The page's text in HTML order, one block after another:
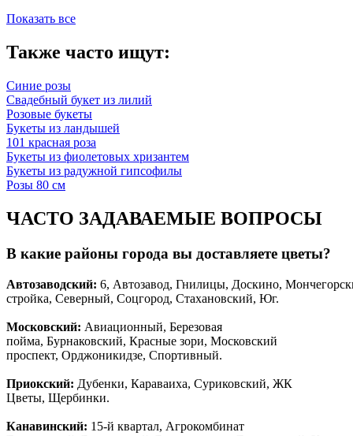
Показать все
Также часто ищут:
Синие розы
Свадебный букет из лилий
Розовые букеты
Букеты из ландышей
101 красная роза
Букеты из фиолетовых хризантем
Букеты из радужной гипсофилы
Розы 80 см
ЧАСТО ЗАДАВАЕМЫЕ ВОПРОСЫ
В какие районы города вы доставляете цветы?
Автозаводский: 6, Автозавод, Гнилицы, Доскино,
стройка, Северный, Соцгород, Стахановский, Юг.
Московский: Авиационный, Березовая
пойма, Бурнаковский, Красные зори, Московский
проспект, Орджоникидзе, Спортивный.
Приокский: Дубенки, Караваиха, Суриковский, ЖК
Цветы, Щербинки.
Канавинский: 15-й квартал, Агрокомбинат